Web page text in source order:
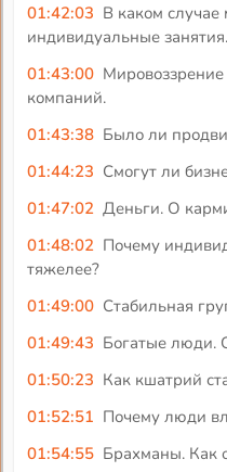
01:42:03 В каком
индивидуальные занятия.
01:43:00
компаний.
01:43:38 Было ли
01:44:23 Смогут ли
01:47:02 Деньги. О
01:48:02 Почему
тяжелее?
01:49:00 Стабильная
01:49:43 Богатые люди.
01:50:23 Как кшатрий
01:52:51 Почему люди
01:54:55 Брахманы. Как